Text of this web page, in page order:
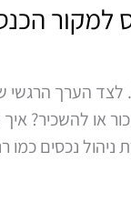
הערך הרגשי
או להשכיר?
נכסים כמו